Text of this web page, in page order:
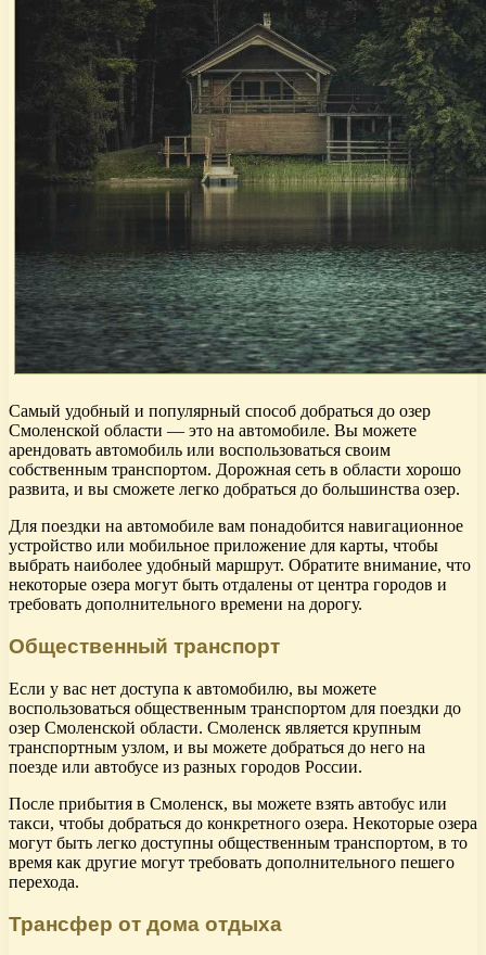
Самый удобный и популярный способ добраться до озер
Смоленской области — это на автомобиле. Вы можете
арендовать автомобиль или воспользоваться своим
собственным транспортом. Дорожная сеть в области хорошо
развита, и вы сможете легко добраться до большинства озер.
Для поездки на автомобиле вам понадобится навигационное
устройство или мобильное приложение для карты, чтобы
выбрать наиболее удобный маршрут. Обратите внимание, что
некоторые озера могут быть отдалены от центра городов и
требовать дополнительного времени на дорогу.
Общественный транспорт
Если у вас нет доступа к автомобилю, вы можете
воспользоваться общественным транспортом для поездки до
озер Смоленской области. Смоленск является крупным
транспортным узлом, и вы можете добраться до него на
поезде или автобусе из разных городов России.
После прибытия в Смоленск, вы можете взять автобус или
такси, чтобы добраться до конкретного озера. Некоторые озера
могут быть легко доступны общественным транспортом, в то
время как другие могут требовать дополнительного пешего
перехода.
Трансфер от дома отдыха